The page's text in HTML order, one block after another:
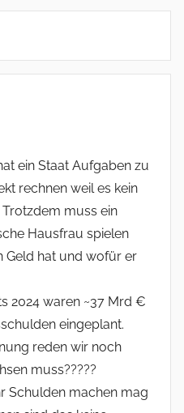
ein Staat Aufgaben zu
rechnen weil es kein
muss ein
Hausfrau spielen
Geld hat und wofür er
2024 waren ~37 Mrd €
eingeplant.
reden wir noch
muss?????
Schulden machen mag